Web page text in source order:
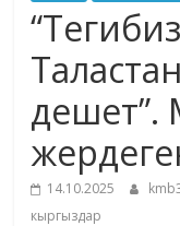
дешет”.
14.10.2025
кыргыздар